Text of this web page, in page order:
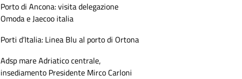
Porto di Ancona: visita delegazione
Omoda e Jaecoo italia
Porti d’Italia: Linea Blu al porto di Ortona
Adsp mare Adriatico centrale,
insediamento Presidente Mirco Carloni